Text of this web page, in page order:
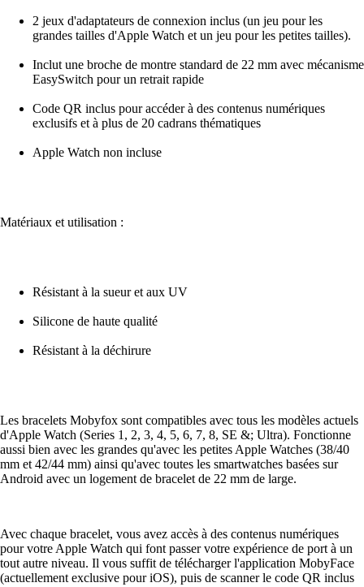
2 jeux d'adaptateurs de connexion inclus (un jeu pour les
grandes tailles d'Apple Watch et un jeu pour les petites tailles).
Inclut une broche de montre standard de 22 mm avec mécanisme
EasySwitch pour un retrait rapide
Code QR inclus pour accéder à des contenus numériques
exclusifs et à plus de 20 cadrans thématiques
Apple Watch non incluse
Matériaux et utilisation :
Résistant à la sueur et aux UV
Silicone de haute qualité
Résistant à la déchirure
Les bracelets Mobyfox sont compatibles avec tous les modèles actuels
d'Apple Watch (Series 1, 2, 3, 4, 5, 6, 7, 8, SE &; Ultra). Fonctionne
aussi bien avec les grandes qu'avec les petites Apple Watches (38/40
mm et 42/44 mm) ainsi qu'avec toutes les smartwatches basées sur
Android avec un logement de bracelet de 22 mm de large.
Avec chaque bracelet, vous avez accès à des contenus numériques
pour votre Apple Watch qui font passer votre expérience de port à un
tout autre niveau. Il vous suffit de télécharger l'application MobyFace
(actuellement exclusive pour iOS), puis de scanner le code QR inclus